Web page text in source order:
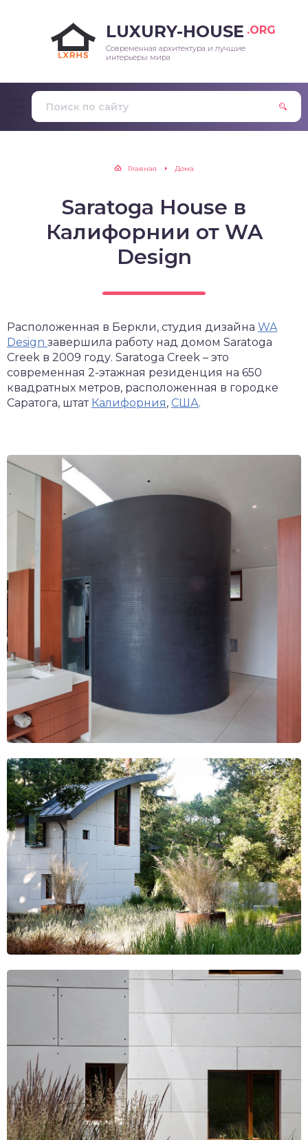
LUXURY-HOUSE .ORG
Современная архитектура и лучшие
интерьеры мира
Главная Дома
Saratoga House в
Калифорнии от WA
Design
Расположенная в Беркли, студия дизайна WA
Design завершила работу над домом Saratoga
Creek в 2009 году. Saratoga Creek – это
современная 2-этажная резиденция на 650
квадратных метров, расположенная в городке
Саратога, штат Калифорния, США.